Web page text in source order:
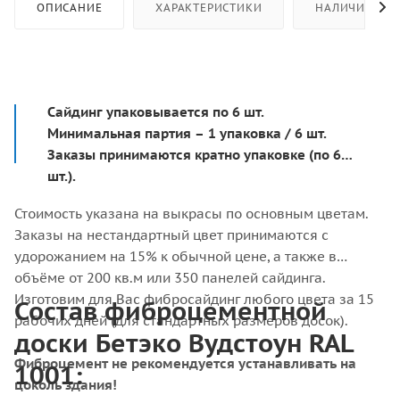
ОПИСАНИЕ ХАРАКТЕРИСТИКИ НАЛИЧИЕ
Сайдинг упаковывается по 6 шт.
Минимальная партия – 1 упаковка / 6 шт.
Заказы принимаются кратно упаковке (по 6
шт.).
Стоимость указана на выкрасы по основным цветам.
Заказы на нестандартный цвет принимаются с
удорожанием на 15% к обычной цене, а также в
объёме от 200 кв.м или 350 панелей сайдинга.
Изготовим для Вас фибросайдинг любого цвета за 15
рабочих дней (для стандартных размеров досок).
Фиброцемент не рекомендуется устанавливать на
цоколь здания!
Состав фиброцементной
доски Бетэко Вудстоун RAL
1001: